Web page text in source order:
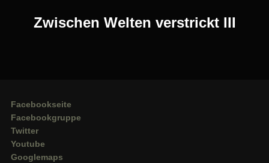
Zwischen Welten verstrickt III
Facebookseite
Facebookgruppe
Twitter
Youtube
Googlemaps